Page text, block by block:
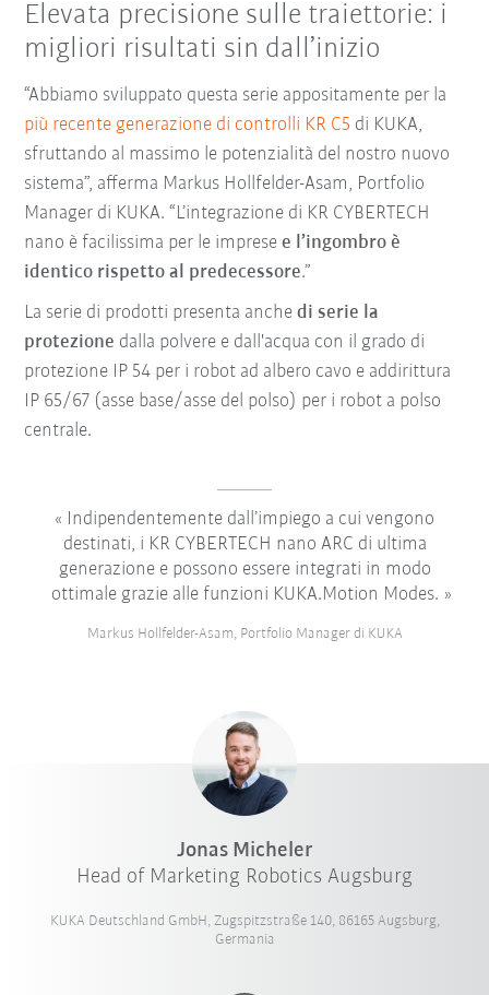
Elevata precisione sulle traiettorie: i
migliori risultati sin dall’inizio
“Abbiamo sviluppato questa serie appositamente per la
più recente generazione di controlli KR C5 di KUKA,
sfruttando al massimo le potenzialità del nostro nuovo
sistema”, afferma Markus Hollfelder-Asam, Portfolio
Manager di KUKA. “L’integrazione di KR CYBERTECH
nano è facilissima per le impresee l’ingombro è
identico rispetto al predecessore.”
La serie di prodotti presenta anchedi serie la
protezione dalla polvere e dall'acqua con il grado di
protezione IP 54 per i robot ad albero cavo e addirittura
IP 65/67 (asse base/asse del polso) per i robot a polso
centrale.
Indipendentemente dall’impiego a cui vengono
destinati, i KR CYBERTECH nano ARC di ultima
generazione e possono essere integrati in modo
ottimale grazie alle funzioni KUKA.Motion Modes.
Markus Hollfelder-Asam, Portfolio Manager di KUKA
Jonas Micheler
Head of Marketing Robotics Augsburg
KUKA Deutschland GmbH, Zugspitzstraße 140, 86165 Augsburg,
Germania